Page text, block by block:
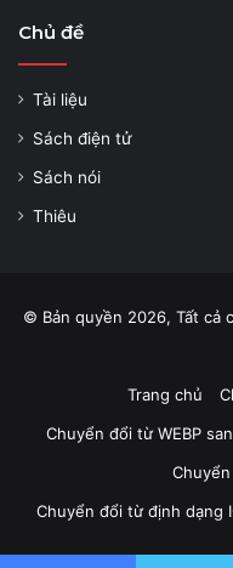
Chủ đề
Tài liệu
Sách điện tử
Sách nói
Thiêu
© Bản quyền 2026, Tất cả
Trang chủ
Chuyển đổi từ WEBP
Chuyển đổi từ định dạng